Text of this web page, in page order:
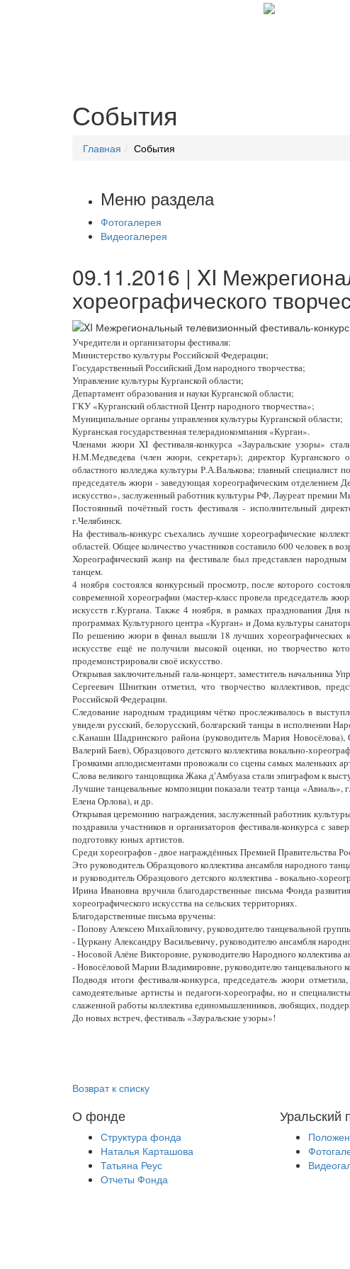
События
Главная События
Меню раздела
Фотогалерея
Видеогалерея
09.11.2016 | XI
хореографического
Учредители и организаторы фестиваля:
Министерство культуры Российской Федерации;
Государственный Российский Дом народного творчества;
Управление культуры Курганской области;
Департамент образования и науки Курганской области;
ГКУ «Курганский областной Центр народного творчества»;
Муниципальные органы управления культуры Курганской области;
Курганская государственная телерадиокомпания «Курган».
Членами жюри XI фестиваля-конкурса «Зауральские узоры»
Н.М.Медведева (член жюри, секретарь); директор Курганского
областного колледжа культуры Р.А.Валькова; главный
председатель жюри - заведующая хореографическим отделением
искусство», заслуженный работник культуры РФ, Лауреат премии
Постоянный почётный гость фестиваля - исполнительный
г.Челябинск.
На фестиваль-конкурс съехались лучшие хореографические
областей. Общее количество участников составило 600 человек в
Хореографический жанр на фестивале был представлен
танцем.
4 ноября состоялся конкурсный просмотр, после которого
современной хореографии (мастер-класс провела председатель
искусств г.Кургана. Также 4 ноября, в рамках празднования Дня
программах Культурного центра «Курган» и Дома культуры
По решению жюри в финал вышли 18 лучших хореографических
искусстве ещё не получили высокой оценки, но творчество
продемонстрировали своё искусство.
Открывая заключительный гала-концерт, заместитель начальника
Сергеевич Шниткин отметил, что творчество коллективов,
Российской Федерации.
Следование народным традициям чётко прослеживалось в
увидели русский, белорусский, болгарский танцы в исполнении
с.Канаши Шадринского района (руководитель Мария Новосёлова),
Валерий Баев), Образцового детского коллектива вокально-
Громкими аплодисментами провожали со сцены самых маленьких
Слова великого танцовщика Жака д′Амбуаза стали эпиграфом к
Лучшие танцевальные композиции показали театр танца «Авиаль»,
Елена Орлова), и др.
Открывая церемонию награждения, заслуженный работник
поздравила участников и организаторов фестиваля-конкурса с
подготовку юных артистов.
Среди хореографов - двое награждённых Премией Правительства
Это руководитель Образцового коллектива ансамбля народного
и руководитель Образцового детского коллектива - вокально-
Ирина Ивановна вручила благодарственные письма Фонда
хореографического искусства на сельских территориях.
Благодарственные письма вручены:
- Попову Алексею Михайловичу, руководителю танцевальной
- Цуркану Александру Васильевичу, руководителю ансамбля
- Носовой Алёне Викторовне, руководителю Народного
- Новосёловой Марии Владимировне, руководителю
Подводя итоги фестиваля-конкурса, председатель жюри
самодеятельные артисты и педагоги-хореографы, но и
слаженной работы коллектива единомышленников, любящих,
До новых встреч, фестиваль «Зауральские узоры»!
Возврат к списку
О фонде
Структура фонда
Наталья Карташова
Татьяна Реус
Отчеты Фонда
Уральский